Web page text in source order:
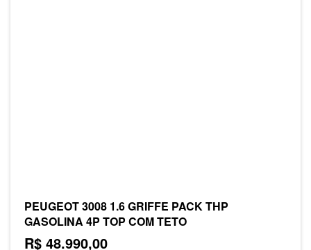
PEUGEOT 3008 1.6 GRIFFE PACK THP
GASOLINA 4P TOP COM TETO
R$ 48.990,00